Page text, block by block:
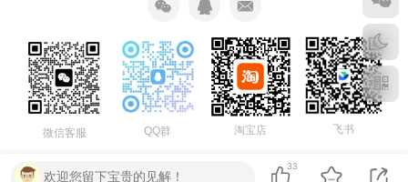
微信客服 QQ群 淘宝店 飞书
欢迎您留下宝贵的见解！
33